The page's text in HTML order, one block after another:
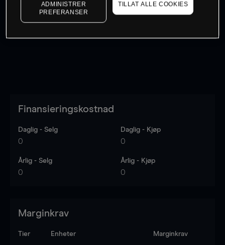
Log in
Finansieringskostnad
Daglig - Selg
0
Daglig - Kjøp
0
Årlig - Selg
0
Årlig - Kjøp
0
Marginkrav
Tier Enheter Marginkrav
ADMINISTRER
PREFERANSER
TILLAT ALLE COOKIES